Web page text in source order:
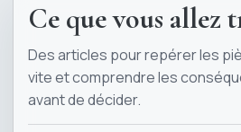
Ce que vous allez
Des articles pour repérer les
vite et comprendre les
avant de décider.